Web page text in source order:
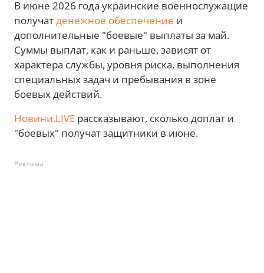
В июне 2026 года украинские военнослужащие
получатденежное обеспечение и
дополнительные "боевые" выплаты за май.
Суммы выплат, как и раньше, зависят от
характера службы, уровня риска, выполнения
специальных задач и пребывания в зоне
боевых действий.
Новини.LIVE рассказывают, сколько доплат и
"боевых" получат защитники в июне.
Реклама